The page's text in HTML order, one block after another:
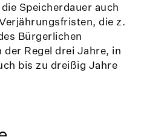
Speicherdauer auch
die z.
Bürgerlichen
der Regel drei Jahre, in
bis zu dreißig Jahre